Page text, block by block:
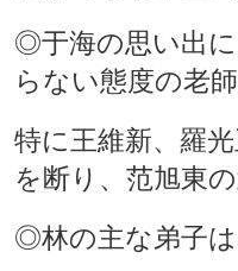
◎于海の思い出
らない態度の老
特に王維新、羅
を断り、范旭東
◎林の主な弟子